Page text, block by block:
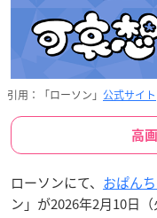
引用：「ローソン」 公式サイト
高
ローソンにて、 おぱん
ン」が2026年2月10日